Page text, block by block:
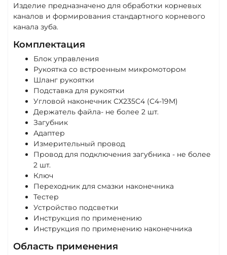
Изделие предназначено для обработки корневых
каналов и формирования стандартного корневого
канала зуба.
Комплектация
Блок управления
Рукоятка со встроенным микромотором
Шланг рукоятки
Подставка для рукоятки
Угловой наконечник СХ235С4 (С4-19М)
Держатель файла- не более 2 шт.
Загубник
Адаптер
Измерительный провод
Провод для подключения загубника - не более
2 шт.
Ключ
Переходник для смазки наконечника
Тестер
Устройство подсветки
Инструкция по применению
Инструкция по применению наконечника
Область применения